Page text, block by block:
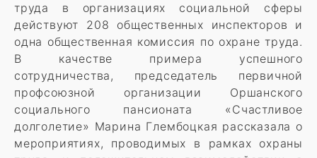
труда в организациях социальной сферы
действуют 208 общественных инспекторов и
одна общественная комиссия по охране труда.
В качестве примера успешного
сотрудничества, председатель первичной
профсоюзной организации Оршанского
социального пансионата «Счастливое
долголетие» Марина Глембоцкая рассказала о
мероприятиях, проводимых в рамках охраны